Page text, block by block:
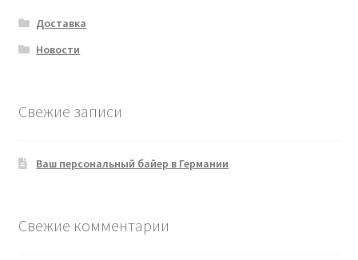
Доставка
Новости
Свежие записи
Ваш персональный байер в Германии
Свежие комментарии